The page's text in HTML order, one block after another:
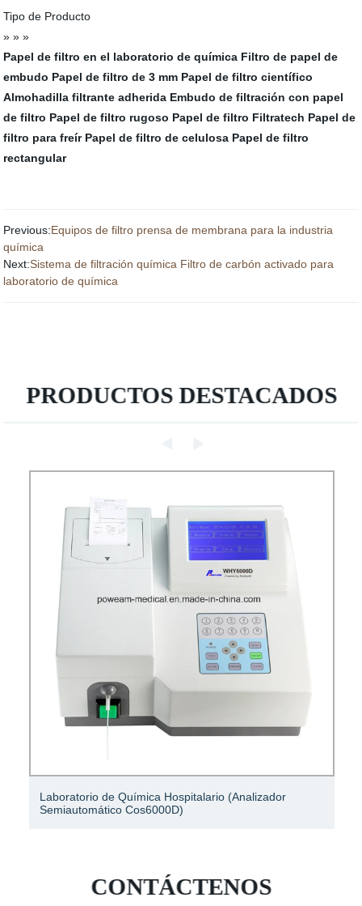
Tipo de Producto
» » »
Papel de filtro en el laboratorio de química Filtro de papel de
embudo Papel de filtro de 3 mm Papel de filtro científico
Almohadilla filtrante adherida Embudo de filtración con papel
de filtro Papel de filtro rugoso Papel de filtro Filtratech Papel de
filtro para freír Papel de filtro de celulosa Papel de filtro
rectangular
Previous:Equipos de filtro prensa de membrana para la industria
química
Next:Sistema de filtración química Filtro de carbón activado para
laboratorio de química
PRODUCTOS DESTACADOS
Laboratorio de Química Hospitalario (Analizador
Semiautomático Cos6000D)
CONTÁCTENOS